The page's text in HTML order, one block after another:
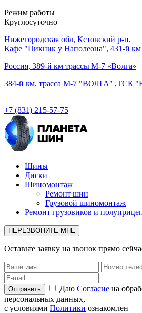
Режим работы
Круглосуточно
Нижегородская обл, Кстовский р-н,
Кафе "Пикник у Наполеона", 431-й км
Россия, 389-й км трассы М-7 «Волга»
384-й км. трасса М-7 "ВОЛГА" ,ТСК
+7 (831) 215-57-75
Шины
Диски
Шиномонтаж
Ремонт шин
Грузовой шиномонтаж
Ремонт грузовиков и
ПЕРЕЗВОНИТЕ МНЕ
Оставьте заявку на звонок прямо
Даю Согласие на
персональных данных,
с условиями Политики ознакомлен